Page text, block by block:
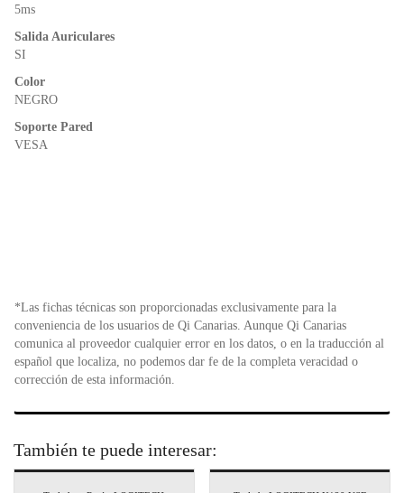
5ms
Salida Auriculares
SI
Color
NEGRO
Soporte Pared
VESA
*Las fichas técnicas son proporcionadas exclusivamente para la
conveniencia de los usuarios de Qi Canarias. Aunque Qi Canarias
comunica al proveedor cualquier error en los datos, o en la traducción al
español que localiza, no podemos dar fe de la completa veracidad o
corrección de esta información.
También te puede interesar: